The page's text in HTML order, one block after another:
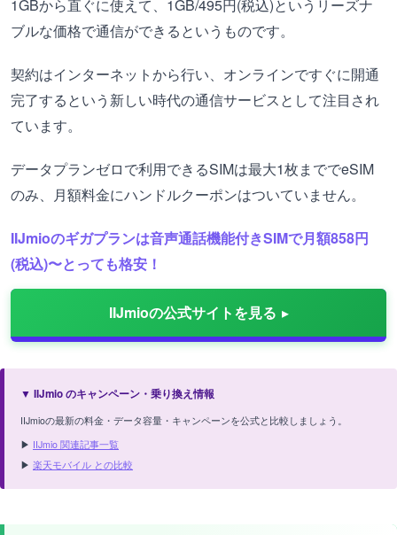
1GBから直ぐに使えて、1GB/495円(税込)というリーズナ
ブルな価格で通信ができるというものです。
契約はインターネットから行い、オンラインですぐに開通
完了するという新しい時代の通信サービスとして注目され
ています。
データプランゼロで利用できるSIMは最大1枚まででeSIM
のみ、月額料金にハンドルクーポンはついていません。
IIJmioのギガプランは音声通話機能付きSIMで月額858円
(税込)〜とっても格安！
IIJmioの公式サイトを見る
▼ IIJmio のキャンペーン・乗り換え情報
IIJmioの最新の料金・データ容量・キャンペーンを公式と比較しましょう。
▶ IIJmio 関連記事一覧
▶ 楽天モバイル との比較